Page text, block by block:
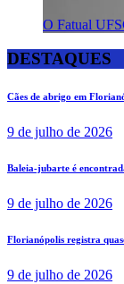
O Fatual
DESTAQUES
Cães de abrigo em
9 de julho de 2026
Baleia-jubarte é
9 de julho de 2026
Florianópolis registra
9 de julho de 2026